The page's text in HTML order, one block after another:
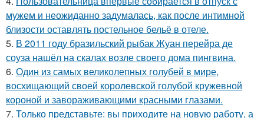
мужем и неожиданно задумалась, как после интимной
близости оставлять постельное бельё в отеле.
5. В 2011 году бразильский рыбак Жуан перейра де
соуза нашёл на скалах возле своего дома пингвина.
6. Один из самых великолепных голубей в мире,
восхищающий своей королевской голубой кружевной
короной и завораживающими красными глазами.
7. Только представьте: вы приходите на новую работу, а